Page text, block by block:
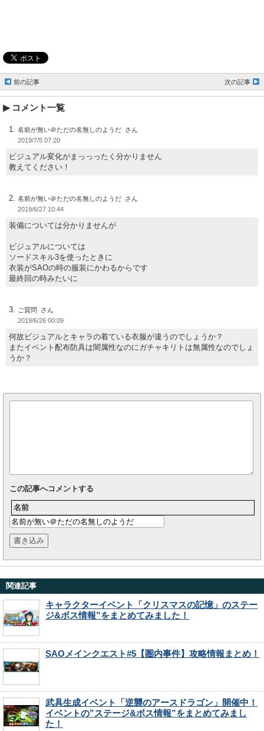
前の記事 次の記事
コメント一覧
名前が無い＠ただの名無しのようだ
2019/7/5 07:20
ビジュアル変化がまっっったく分かりません
教えてください！
名前が無い＠ただの名無しのようだ
2019/6/27 10:44
装備については分かりませんが
ビジュアルについては
ソードスキル3を使ったときに
衣装がSAOの時の服装にかわるからです
最終回の時みたいに
ご質問
2019/6/26 00:09
何故ビジュアルとキャラの着ている衣服が違うのでしょうか？
またイベント配布防具は闇属性なのにガチャキリトは無属性なのでしょ
うか？
この記事へコメントする
名前
関連記事
キャラクターイベント「クリスマスの記憶」のステー
ジ&ボス情報”をまとめてみました！
SAOメインクエスト#5【圏内事件】攻略情報まとめ！
武具生成イベント「逆襲のアースドラゴン」開催中！
イベントの”ステージ&ボス情報”をまとめてみまし
た！